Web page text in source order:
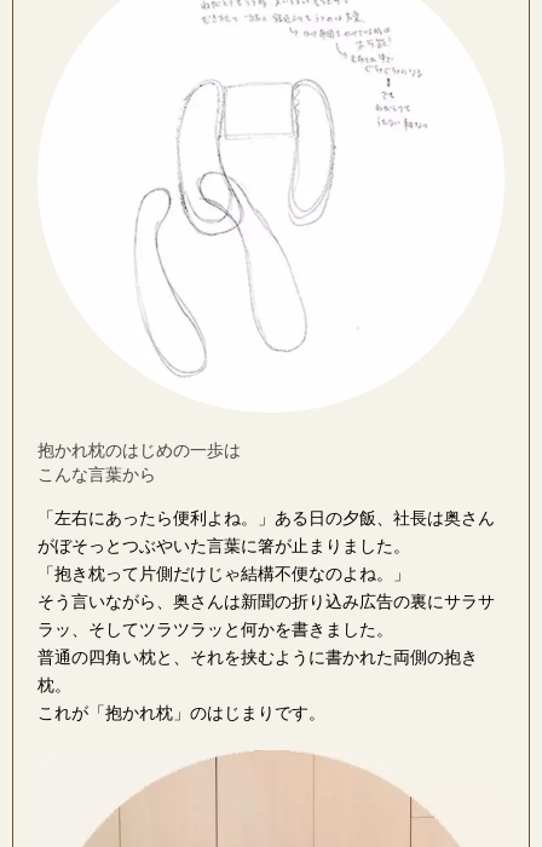
抱かれ枕のはじめの一歩は
こんな言葉から
「左右にあったら便利よね。」ある日の夕飯、社長は奥さん
がぼそっとつぶやいた言葉に箸が止まりました。
「抱き枕って片側だけじゃ結構不便なのよね。」
そう言いながら、奥さんは新聞の折り込み広告の裏にサラサ
ラッ、そしてツラツラッと何かを書きました。
普通の四角い枕と、それを挟むように書かれた両側の抱き
枕。
これが「抱かれ枕」のはじまりです。